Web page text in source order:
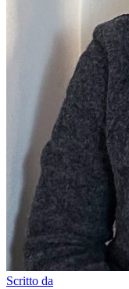
Scritto da